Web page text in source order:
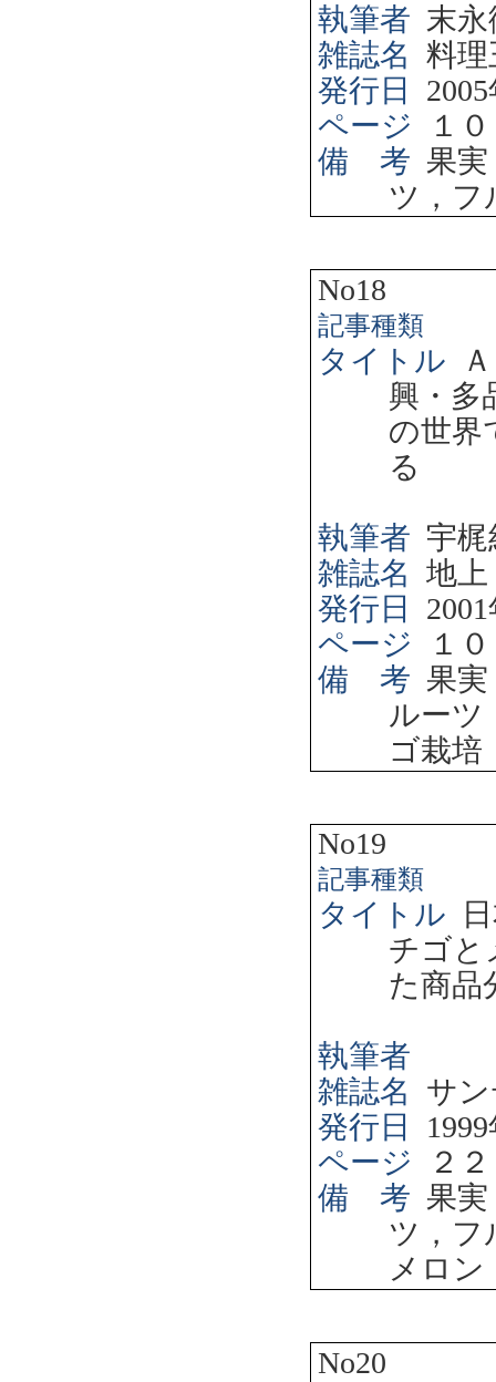
執筆者 末永
雑誌名 料理
発行日
2005
ページ
１
備 考 果
ツ，フ
No18
記事種類
タイトル
興・多
の世界
る
執筆者 宇梶
雑誌名 地上
発行日
2001
ページ
１
備 考 果
ルーツ
ゴ栽培
No19
記事種類
タイトル
チゴ
た商品
執筆者
雑誌名
サ
発行日
1999
ページ
２２
備 考 果実
ツ，フ
メロン
No20